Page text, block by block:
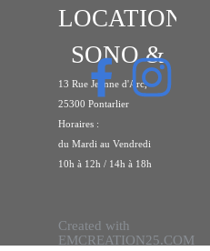
Created with
EMCREATION25.COM
LOCATION
SONO &
Dj
PONTARLIER
13 Rue Jeanne d'Arc,
25300 Pontarlier
Horaires :
du Mardi au Vendredi
10h à 12h / 14h à 18h